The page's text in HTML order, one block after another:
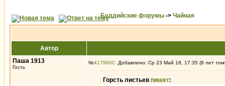
Буддийские форумы -> Чайная
Автор
Паша 1913
Гость
№417960 Добавлено: Ср 23 Май 18, 17:35 (8 лет
Горсть листьев пишет: